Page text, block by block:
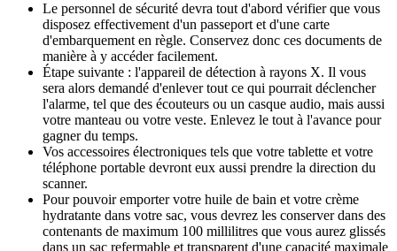
Le personnel de sécurité devra tout d'abord vérifier que vous
disposez effectivement d'un passeport et d'une carte
d'embarquement en règle. Conservez donc ces documents de
manière à y accéder facilement.
Étape suivante : l'appareil de détection à rayons X. Il vous
sera alors demandé d'enlever tout ce qui pourrait déclencher
l'alarme, tel que des écouteurs ou un casque audio, mais aussi
votre manteau ou votre veste. Enlevez le tout à l'avance pour
gagner du temps.
Vos accessoires électroniques tels que votre tablette et votre
téléphone portable devront eux aussi prendre la direction du
scanner.
Pour pouvoir emporter votre huile de bain et votre crème
hydratante dans votre sac, vous devrez les conserver dans des
contenants de maximum 100 millilitres que vous aurez glissés
dans un sac refermable et transparent d'une capacité maximale